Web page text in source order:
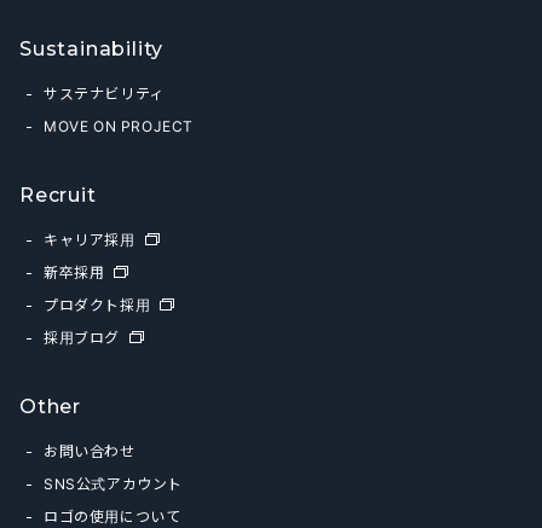
Sustainability
サステナビリティ
MOVE ON PROJECT
Recruit
キャリア採用
新卒採用
プロダクト採用
採用ブログ
Other
お問い合わせ
SNS公式アカウント
ロゴの使用について